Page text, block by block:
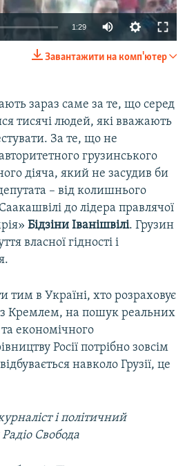
1:29
Завантажити на комп'ютер
зараз саме за те, що серед
тисячі людей, які вважають
За те, що не
грузинського
діяча, який не засудив би
– від колишнього
до лідера правлячої
Бідзіни Іванішвілі. Грузин
власної гідності і
тим в Україні, хто розраховує
Кремлем, на пошук реальних
економічного
Росії потрібно зовсім
навколо Грузії, це
і політичний
Свобода